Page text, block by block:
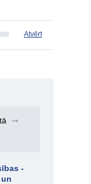
Atvērt
➞
-